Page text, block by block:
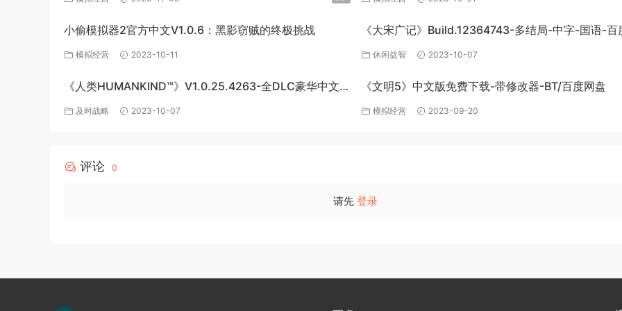
小偷模拟器2官方中文V1.0.6：黑影窃贼的终极挑战
模拟经营 2023-10-11
《大宋广记》Build.12364743-多结局-中字-国语-百
盘下载
休闲益智 2023-10-07
《人类HUMANKIND™》V1.0.25.4263-全DLC豪华中文
版-百度网盘免费下载
及时战略 2023-10-07
《文明5》中文版免费下载-带修改器-BT/百度网盘
模拟经营 2023-09-20
评论 0
请先 登录